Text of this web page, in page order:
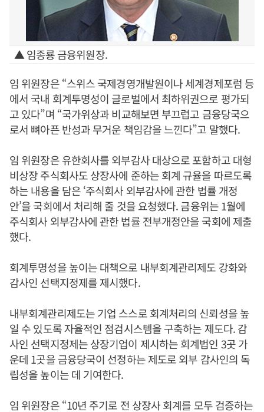
▲ 임종룡 금융위원장.
임 위원장은 “스위스 국제경영개발원이나 세계경제포럼 등
에서 국내 회계투명성이 글로벌에서 최하위권으로 평가되
고 있다”며 “국가위상과 비교해보면 부끄럽고 금융당국으
로서 뼈아픈 반성과 무거운 책임감을 느낀다”고 말했다.
임 위원장은 유한회사를 외부감사 대상으로 포함하고 대형
비상장 주식회사도 상장사에 준하는 회계 규율을 따르도록
하는 내용을 담은 ‘주식회사 외부감사에 관한 법률 개정
안’을 국회에서 처리해 줄 것을 요청했다. 금융위는 1월에
주식회사 외부감사에 관한 법률 전부개정안을 국회에 제출
했다.
회계투명성을 높이는 대책으로 내부회계관리제도 강화와
감사인 선택지정제를 제시했다.
내부회계관리제도는 기업 스스로 회계처리의 신뢰성을 높
일 수 있도록 자율적인 점검시스템을 구축하는 제도다. 감
사인 선택지정제는 상장기업이 제시하는 회계법인 3곳 가
운데 1곳을 금융당국이 선정하는 제도로 외부 감사인의 독
립성을 높이는 데 기여한다.
임 위원장은 “10년 주기로 전 상장사 회계를 모두 검증하는